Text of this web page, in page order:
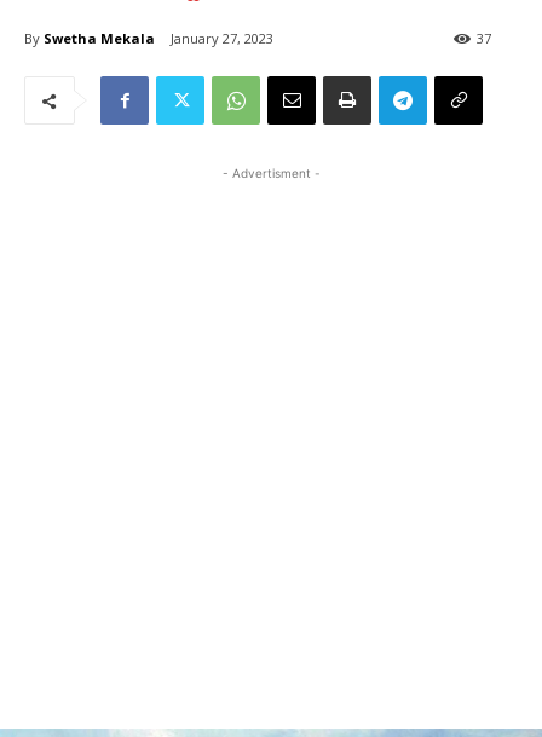
By Swetha Mekala January 27, 2023 37
- Advertisment -